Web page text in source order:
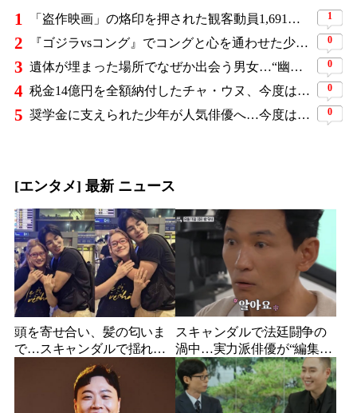
1 「盗作映画」の烙印を押された観客動員1,691万人の大ヒット作、裁判所の判断ですべてが覆った 1
2 『ゴジラvsコング』でコングと心を通わせた少女役、わずか18歳で突然の死…父が事故を起こした19歳少年に伝えた言葉 0
3 遺体が埋まった場所でなぜか出会う男女…“幽霊の証言”で事件を解く『恋は命がけ』がNetflix世界2位 0
4 税金14億円を全額納付したチャ・ウヌ、今度は軍服姿で登場…鍛え上げた上半身に驚きの声 0
5 奨学金に支えられた少年が人気俳優へ…今度は子どもたちに総額5,000万円を寄付 0
[エンタメ] 最新 ニュース
頭を寄せ合い、髪の匂いま
で…スキャンダルで揺れた
人気俳優、ベトナム女性歌
手との親密動画が公開
スキャンダルで法廷闘争の
渦中…実力派俳優が“編集な
し”でテレビ登場、予告映像
に批判の声